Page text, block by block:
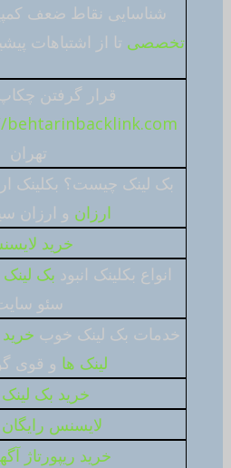
شناسایی نقاط ضعف
تخصصی تا از اشتباهات
قرار گرفتن
تهران
بک لینک چیست؟ بکلینک
ارزان و ارزان
خرید
انواع بکلینک انبود بک لینک
سئو
خدمات بک لینک خوب
لینک ها و قوی
خرید بک لینک
لایسنس رایگان
خرید ریپورتاژ